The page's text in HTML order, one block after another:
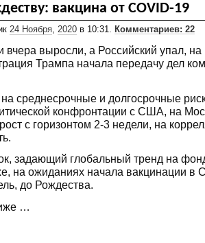
вакцина от COVID-19
24 Ноября, 2020 в 10:31. Комментариев: 22
выросли, а Российский упал, на
Трампа начала передачу дел
среднесрочные и долгосрочные
конфронтации с США, на
с горизонтом 2-3 недели, на
задающий глобальный тренд на
на ожиданиях начала вакцинации
до Рождества.
…